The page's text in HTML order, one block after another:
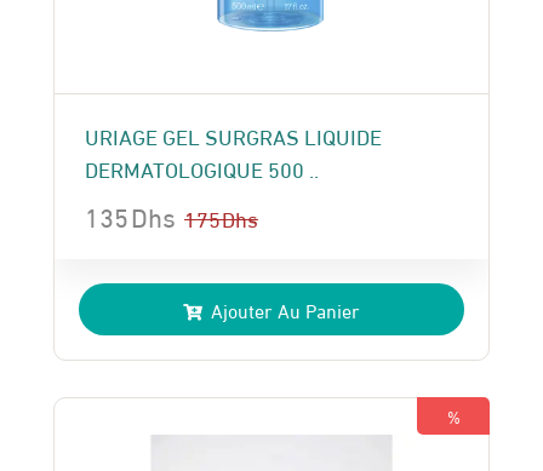
URIAGE GEL SURGRAS LIQUIDE
DERMATOLOGIQUE 500 ..
175Dhs
prix
initial
était :
175 Dhs.
135Dhs
prix
actuel
est :
135 Dhs.
Ajouter Au Panier
%